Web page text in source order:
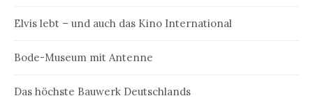
Elvis lebt – und auch das Kino International
Bode-Museum mit Antenne
Das höchste Bauwerk Deutschlands